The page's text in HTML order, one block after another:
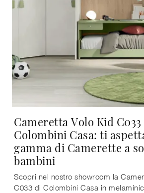
Cameretta Volo Kid
Colombini Casa: ti
gamma di Camerette a
bambini
Scopri nel nostro showroom la
C033 di Colombini Casa in